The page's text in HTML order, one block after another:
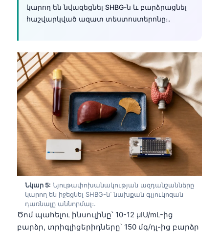
կարող են նվազեցնել SHBG-ն և բարձրացնել
հաշվարկված ազատ տեստոստերոնը։.
Նկար 5: Նյութափոխանակության ազդանշանները
կարող են իջեցնել SHBG-ն՝ նախքան գլյուկոզան
դառնալը աննորմալ։.
Ծոմ պահելու ինսուլինը՝ 10-12 µIU/mL-ից
բարձր, տրիգլիցերիդները՝ 150 մգ/դլ-ից բարձր
አማርኛ
Українська
O‘zbekcha
Қазақ тілі
Suomi
Hrvatski
Slovenčina
پښتو
سنڌي
Galego